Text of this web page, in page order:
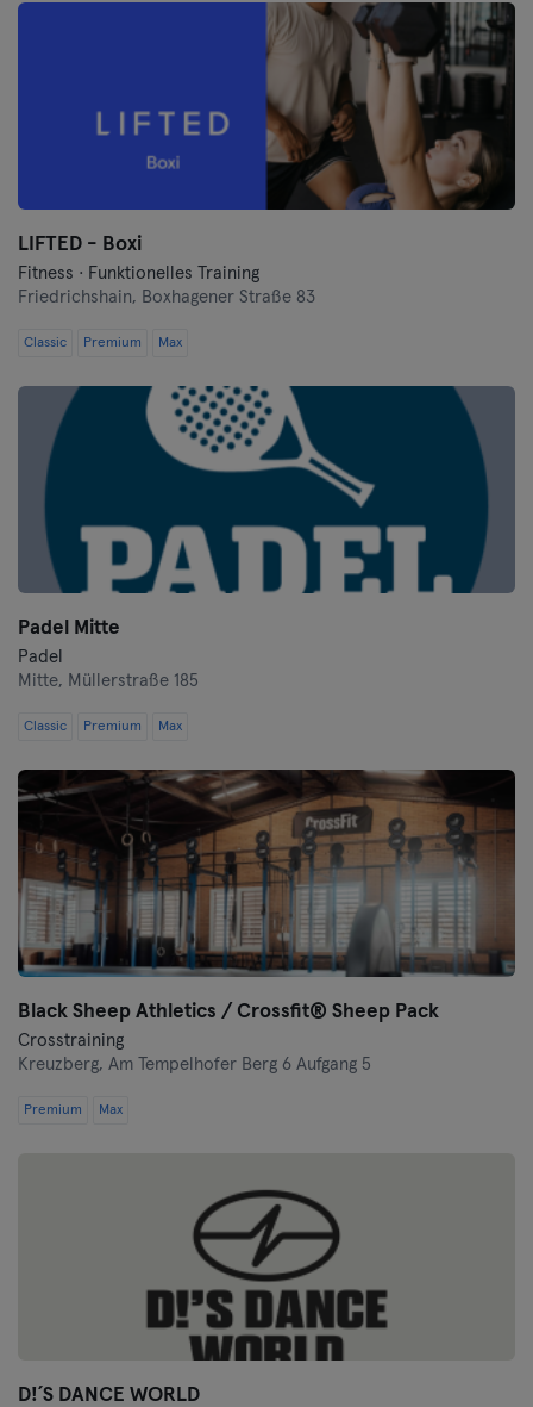
LIFTED - Boxi
Fitness · Funktionelles Training
Friedrichshain, Boxhagener Straße 83
Classic Premium Max
Padel Mitte
Padel
Mitte, Müllerstraße 185
Classic Premium Max
Black Sheep Athletics / Crossfit® Sheep Pack
Crosstraining
Kreuzberg, Am Tempelhofer Berg 6 Aufgang 5
Premium Max
D!´S DANCE WORLD